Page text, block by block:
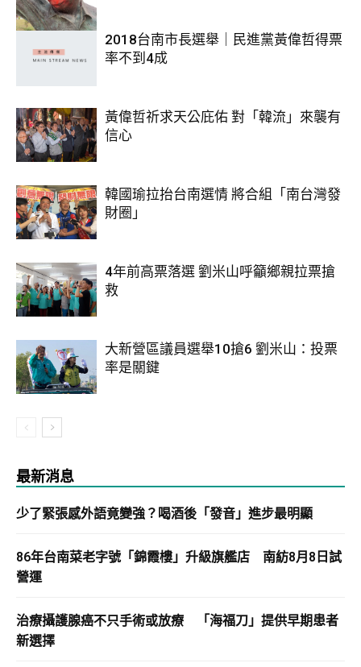
2018台南市長選舉｜民進黨黃偉哲得票
率不到4成
黃偉哲祈求天公庇佑 對「韓流」來襲有
信心
韓國瑜拉抬台南選情 將合組「南台灣發
財圈」
4年前高票落選 劉米山呼籲鄉親拉票搶
救
大新營區議員選舉10搶6 劉米山：投票
率是關鍵
最新消息
少了緊張感外語竟變強？喝酒後「發音」進步最明顯
86年台南菜老字號「錦霞樓」升級旗艦店 南紡8月8日試
營運
治療攝護腺癌不只手術或放療 「海福刀」提供早期患者
新選擇